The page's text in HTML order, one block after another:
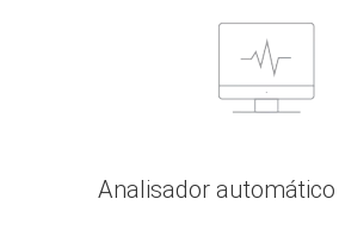
Analisador